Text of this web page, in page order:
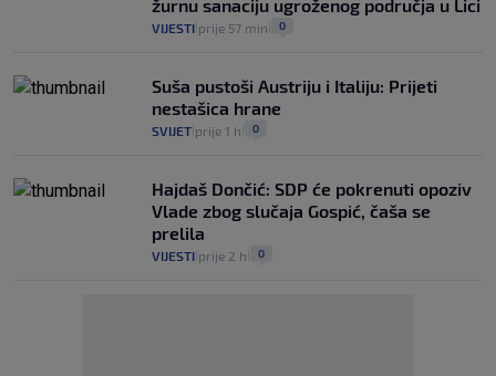
žurnu sanaciju ugroženog područja u Lici
VIJESTI prije 57 min 0
Suša pustoši Austriju i Italiju: Prijeti
nestašica hrane
SVIJET prije 1 h 0
Hajdaš Dončić: SDP će pokrenuti opoziv
Vlade zbog slučaja Gospić, čaša se
prelila
VIJESTI prije 2 h 0